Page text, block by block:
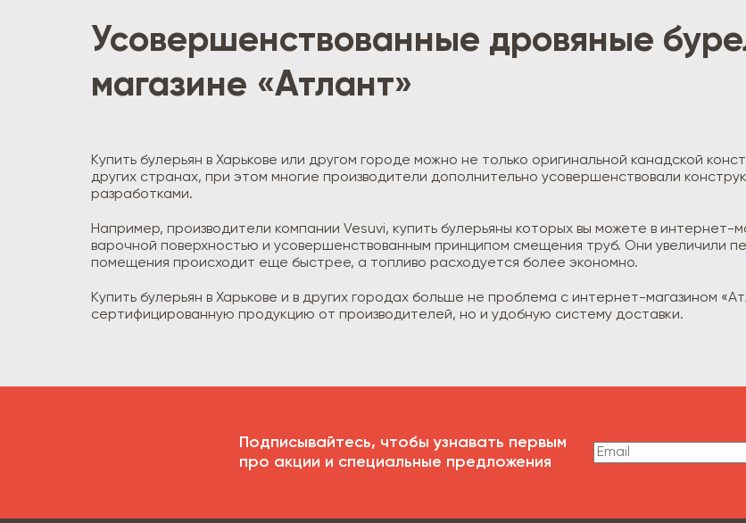
Усовершенствованные дровяные
магазине «Атлант»
Купить булерьян в Харькове или другом городе можно не только оригинальной канадской
других странах, при этом многие производители дополнительно усовершенствовали
разработками.
Например, производители компании Vesuvi, купить булерьяны которых вы можете в
варочной поверхностью и усовершенствованным принципом смещения труб. Они увеличили
помещения происходит еще быстрее, а топливо расходуется более экономно.
Купить булерьян в Харькове и в других городах больше не проблема с интернет-магазином
сертифицированную продукцию от производителей, но и удобную систему доставки.
Подписывайтесь, чтобы узнавать первым
про акции и специальные предложения